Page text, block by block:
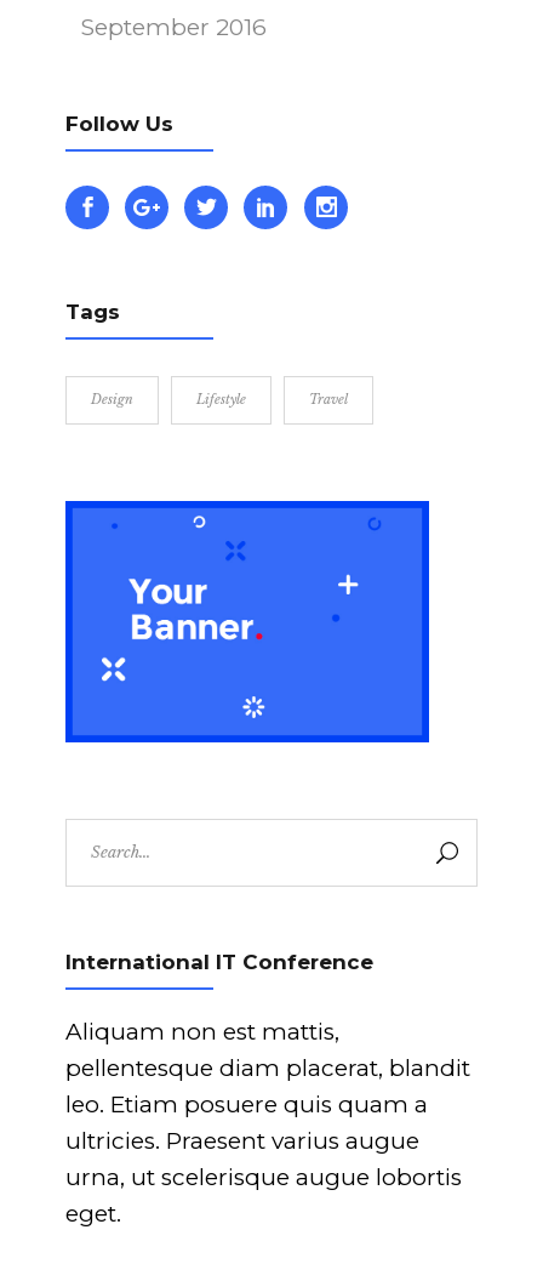
September 2016
Follow Us
Tags
Design Lifestyle Travel
International IT Conference
Aliquam non est mattis,
pellentesque diam placerat, blandit
leo. Etiam posuere quis quam a
ultricies. Praesent varius augue
urna, ut scelerisque augue lobortis
eget.